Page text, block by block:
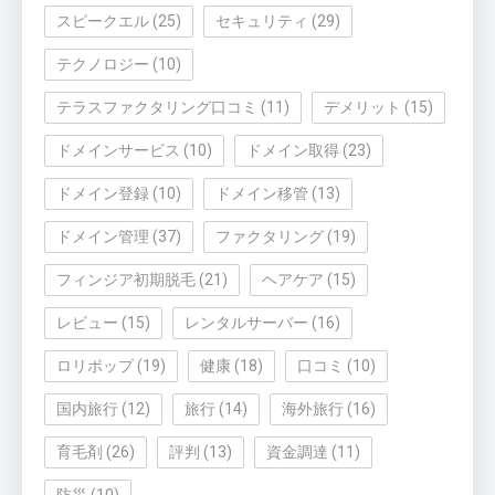
スピークエル (25) セキュリティ (29)
テクノロジー (10)
テラスファクタリング口コミ (11) デメリット (15)
ドメインサービス (10) ドメイン取得 (23)
ドメイン登録 (10) ドメイン移管 (13)
ドメイン管理 (37) ファクタリング (19)
フィンジア初期脱毛 (21) ヘアケア (15)
レビュー (15) レンタルサーバー (16)
ロリポップ(19) 健康 (18) 口コミ (10)
国内旅行 (12) 旅行 (14) 海外旅行 (16)
育毛剤 (26) 評判 (13) 資金調達 (11)